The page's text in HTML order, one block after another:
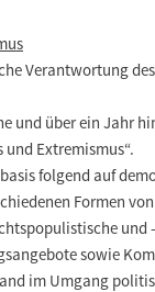
Verantwortung
und über ein Jahr
Extremismus“.
folgend auf
Formen von
sowie
im Umgang